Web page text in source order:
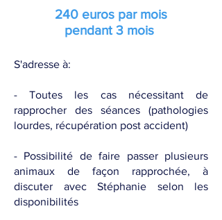
240 euros par mois
pendant 3 mois
S'adresse à:
- Toutes les cas nécessitant de
rapprocher des séances (pathologies
lourdes, récupération post accident)
- Possibilité de faire passer plusieurs
animaux de façon rapprochée, à
discuter avec Stéphanie selon les
disponibilités